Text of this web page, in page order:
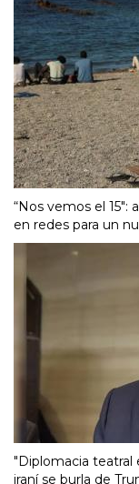
“Nos vemos el
en redes para un
"Diplomacia teatral
iraní se burla de